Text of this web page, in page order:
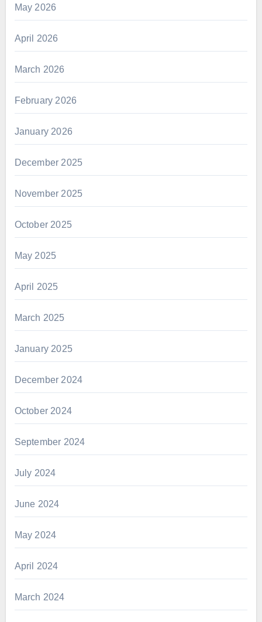
May 2026
April 2026
March 2026
February 2026
January 2026
December 2025
November 2025
October 2025
May 2025
April 2025
March 2025
January 2025
December 2024
October 2024
September 2024
July 2024
June 2024
May 2024
April 2024
March 2024